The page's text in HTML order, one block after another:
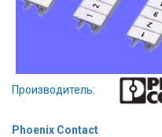
Вакансии
авторизация
Производители
Производитель:
Phoenix Contact